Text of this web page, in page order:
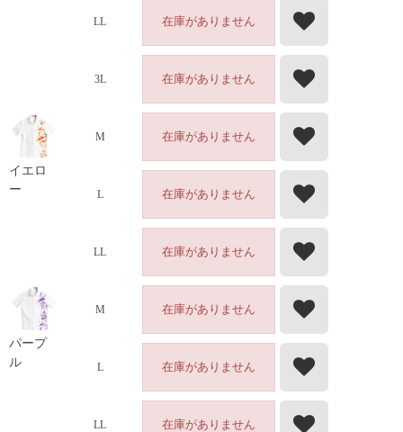
LL 在庫がありません
3L 在庫がありません
イエロ
ー
M 在庫がありません
L 在庫がありません
LL 在庫がありません
パープ
ル
M 在庫がありません
L 在庫がありません
LL 在庫がありません